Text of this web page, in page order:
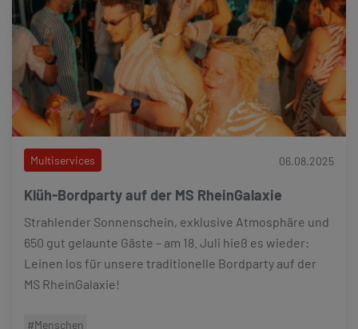
06.08.2025
Multiservices
Klüh-Bordparty auf der MS RheinGalaxie
Strahlender Sonnenschein, exklusive Atmosphäre und
650 gut gelaunte Gäste – am 18. Juli hieß es wieder:
Leinen los für unsere traditionelle Bordparty auf der
MS RheinGalaxie!
#Menschen